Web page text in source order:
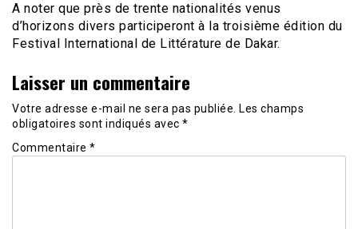
A noter que près de trente nationalités venus
d’horizons divers participeront à la troisième édition du
Festival International de Littérature de Dakar.
Laisser un commentaire
Votre adresse e-mail ne sera pas publiée.
Les champs
obligatoires sont indiqués avec *
Commentaire *